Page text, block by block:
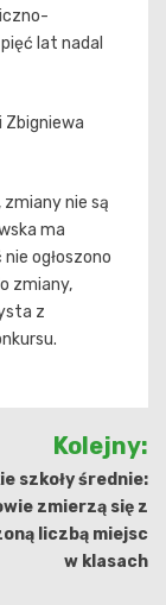
lat nadal
Zbigniewa
nie są
ma
ogłoszono
zmiany,
z
Kolejny:
szkoły średnie:
zmierzą się z
liczbą miejsc
w klasach